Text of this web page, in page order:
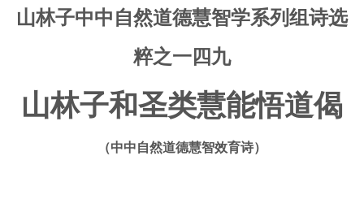
山林子中中自然道德慧智学系列组诗选
粹之一四九
山林子和圣类慧能悟道偈
（中中自然道德慧智效育诗）